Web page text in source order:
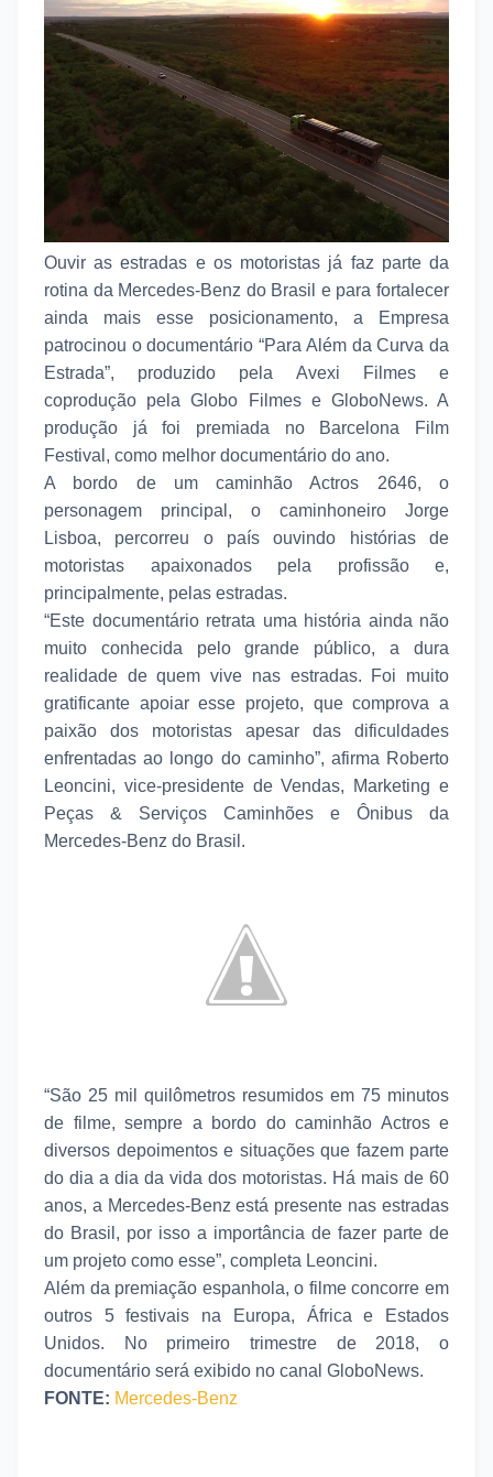
Ouvir as estradas e os motoristas já faz parte da
rotina da Mercedes-Benz do Brasil e para fortalecer
ainda mais esse posicionamento, a Empresa
patrocinou o documentário “Para Além da Curva da
Estrada”, produzido pela Avexi Filmes e
coprodução pela Globo Filmes e GloboNews. A
produção já foi premiada no Barcelona Film
Festival, como melhor documentário do ano.
A bordo de um caminhão Actros 2646, o
personagem principal, o caminhoneiro Jorge
Lisboa, percorreu o país ouvindo histórias de
motoristas apaixonados pela profissão e,
principalmente, pelas estradas.
“Este documentário retrata uma história ainda não
muito conhecida pelo grande público, a dura
realidade de quem vive nas estradas. Foi muito
gratificante apoiar esse projeto, que comprova a
paixão dos motoristas apesar das dificuldades
enfrentadas ao longo do caminho”, afirma Roberto
Leoncini, vice-presidente de Vendas, Marketing e
Peças & Serviços Caminhões e Ônibus da
Mercedes-Benz do Brasil.
“São 25 mil quilômetros resumidos em 75 minutos
de filme, sempre a bordo do caminhão Actros e
diversos depoimentos e situações que fazem parte
do dia a dia da vida dos motoristas. Há mais de 60
anos, a Mercedes-Benz está presente nas estradas
do Brasil, por isso a importância de fazer parte de
um projeto como esse”, completa Leoncini.
Além da premiação espanhola, o filme concorre em
outros 5 festivais na Europa, África e Estados
Unidos. No primeiro trimestre de 2018, o
documentário será exibido no canal GloboNews.
FONTE: Mercedes-Benz